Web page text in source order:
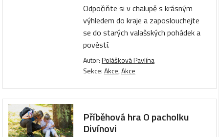
Odpočiňte si v chalupě s krásným
výhledem do kraje a zaposlouchejte
se do starých valašských pohádek a
pověstí.
Autor:Polášková Pavlína
Sekce:Akce,Akce
Příběhová hra O pacholku
Divínovi